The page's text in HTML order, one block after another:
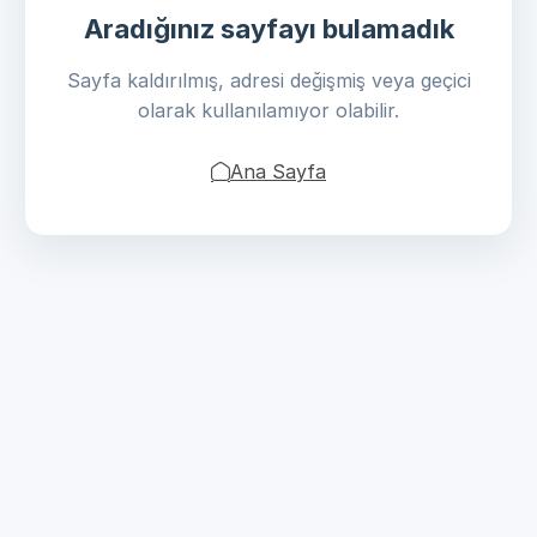
Aradığınız sayfayı bulamadık
Sayfa kaldırılmış, adresi değişmiş veya geçici
olarak kullanılamıyor olabilir.
Ana Sayfa